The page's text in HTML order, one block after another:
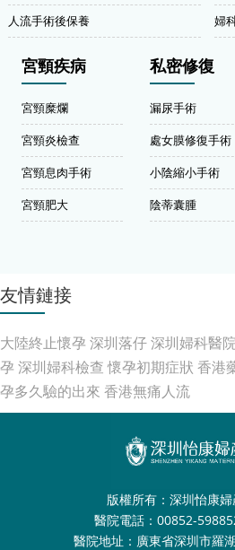
人流手術後保養
婦
宮頸疾病
宮頸糜爛
宮頸炎檢查
宮頸息肉手術
宮頸肥大
私密修復
漏尿手術
處女膜修復手術
小陰縮小手術
陰蒂囊腫
友情鏈接
大陸終止懷孕 深圳落仔深圳婦科醫
孕 深圳婦科檢查 懷孕初期症狀 香港
孕多久驗的出來 香港無痛人流
版權所有：深圳怡康
醫院電話：00852-
醫院地址：廣東省深圳市羅